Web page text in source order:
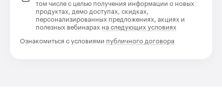
том числе с целью получения информации о новых
продуктах, демо доступах, скидках,
персонализированных предложениях, акциях и
полезных вебинарах на следующих условиях
Ознакомиться с условиями публичного договора